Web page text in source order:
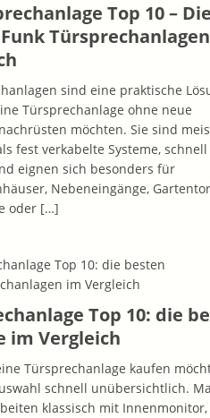
Top 10 – Die
sind eine praktische
Türsprechanlage ohne neue
möchten. Sie sind
fest verkabelte Systeme, schnell
eignen sich besonders für
Nebeneingänge,
oder […]
Top 10: die
im Vergleich
Türsprechanlage kaufen
schnell unübersichtlich.
klassisch mit